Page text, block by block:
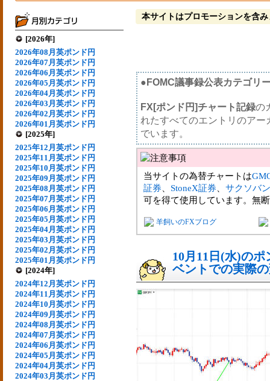
[2026年]
2026年08月英ポンド円
2026年07月英ポンド円
2026年06月英ポンド円
2026年05月英ポンド円
2026年04月英ポンド円
2026年03月英ポンド円
2026年02月英ポンド円
2026年01月英ポンド円
[2025年]
2025年12月英ポンド円
2025年11月英ポンド円
2025年10月英ポンド円
2025年09月英ポンド円
2025年08月英ポンド円
2025年07月英ポンド円
2025年06月英ポンド円
2025年05月英ポンド円
2025年04月英ポンド円
2025年03月英ポンド円
2025年02月英ポンド円
2025年01月英ポンド円
[2024年]
2024年12月英ポンド円
2024年11月英ポンド円
2024年10月英ポンド円
2024年09月英ポンド円
2024年08月英ポンド円
2024年07月英ポンド円
2024年06月英ポンド円
2024年05月英ポンド円
2024年04月英ポンド円
2024年03月英ポンド円
本サイトはプロモーションを含み
●FOMC議事録公表カテゴリ
FX[ポンド円]チャート記録の
れたすべてのエントリのア
でいます。
当サイトの為替チャートは
証券
StoneX証券
サクソバ
可を得て使用しています。無
羊飼いのFXブログ
10月11日(水)の
ベントでの実際